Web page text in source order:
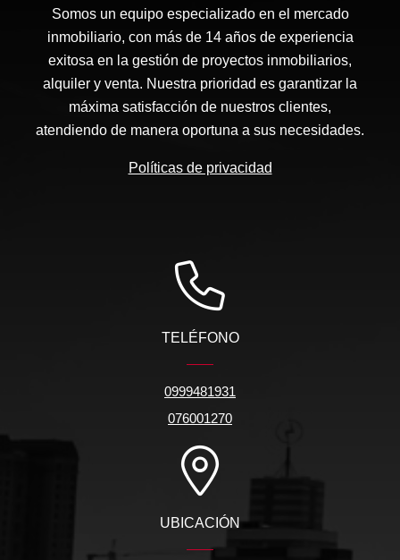
Somos un equipo especializado en el mercado
inmobiliario, con más de 14 años de experiencia
exitosa en la gestión de proyectos inmobiliarios,
alquiler y venta. Nuestra prioridad es garantizar la
máxima satisfacción de nuestros clientes,
atendiendo de manera oportuna a sus necesidades.
Políticas de privacidad
TELÉFONO
0999481931
076001270
UBICACIÓN